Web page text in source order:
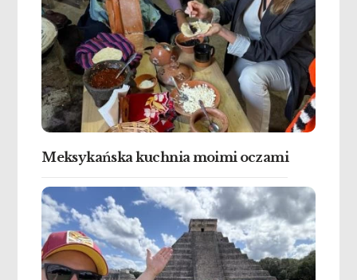
Meksykańska kuchnia moimi oczami